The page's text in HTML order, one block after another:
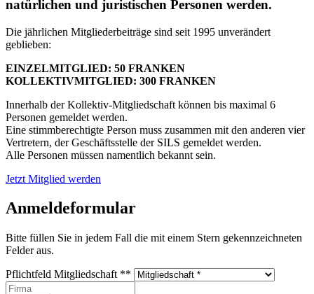
natürlichen und juristischen Personen werden.
Die jährlichen Mitgliederbeiträge sind seit 1995 unverändert
geblieben:
EINZELMITGLIED: 50 FRANKEN
KOLLEKTIVMITGLIED: 300 FRANKEN
Innerhalb der Kollektiv-Mitgliedschaft können bis maximal 6
Personen gemeldet werden.
Eine stimmberechtigte Person muss zusammen mit den anderen vier
Vertretern, der Geschäftsstelle der SILS gemeldet werden.
Alle Personen müssen namentlich bekannt sein.
Jetzt Mitglied werden
Anmeldeformular
Bitte füllen Sie in jedem Fall die mit einem Stern gekennzeichneten
Felder aus.
Pflichtfeld Mitgliedschaft **